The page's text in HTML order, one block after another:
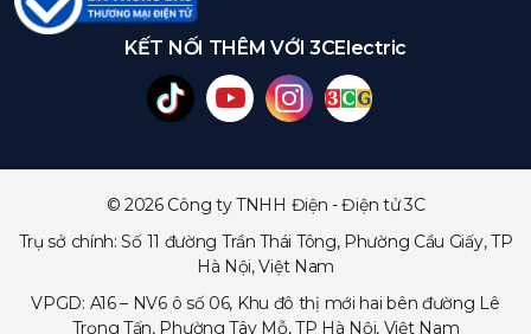
KẾT NỐI THÊM VỚI 3CElectric
© 2026 Công ty TNHH Điện - Điện tử 3C
Trụ sở chính: Số 11 đường Trần Thái Tông, Phường Cầu Giấy, TP
Hà Nội, Việt Nam
VPGD: A16 – NV6 ô số 06, Khu đô thị mới hai bên đường Lê
Trọng Tấn, Phường Tây Mỗ, TP Hà Nội, Việt Nam